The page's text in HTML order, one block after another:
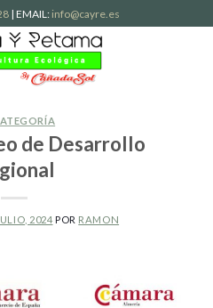
| EMAIL: info@cayre.es
de Desarrollo
2024 POR RAMON